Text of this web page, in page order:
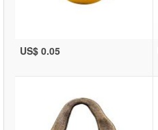
US$ 0.05